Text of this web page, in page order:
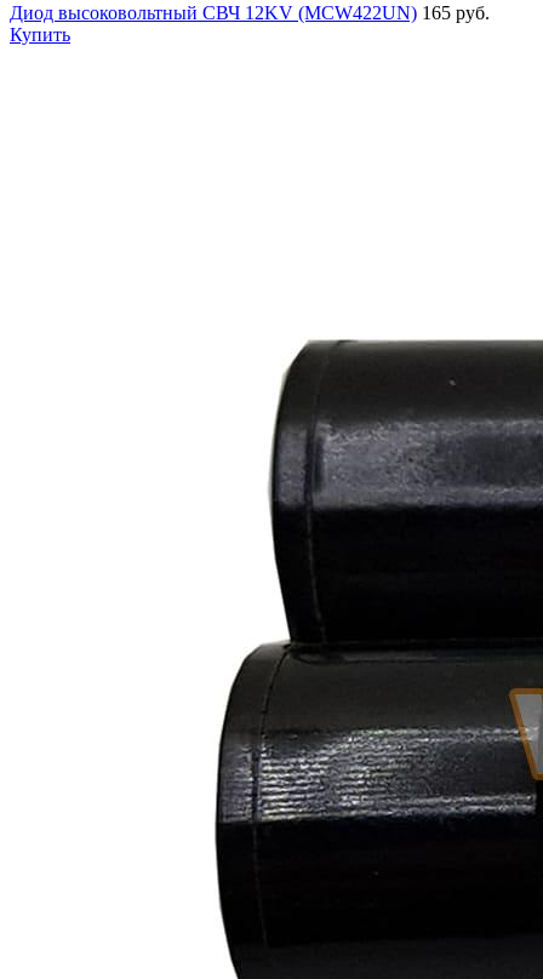
Диод высоковольтный СВЧ 12KV (MCW422UN) 165 руб.
Купить